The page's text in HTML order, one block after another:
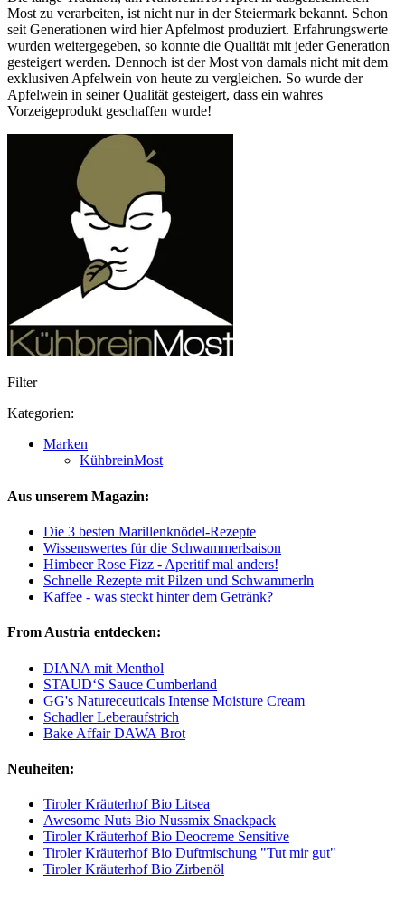
Most zu verarbeiten, ist nicht nur in der Steiermark bekannt. Schon
seit Generationen wird hier Apfelmost produziert. Erfahrungswerte
wurden weitergegeben, so konnte die Qualität mit jeder Generation
gesteigert werden. Dennoch ist der Most von damals nicht mit dem
exklusiven Apfelwein von heute zu vergleichen. So wurde der
Apfelwein in seiner Qualität gesteigert, dass ein wahres
Vorzeigeprodukt geschaffen wurde!
Filter
Kategorien:
Marken
KühbreinMost
Aus unserem Magazin:
Die 3 besten Marillenknödel-Rezepte
Wissenswertes für die Schwammerlsaison
Himbeer Rose Fizz - Aperitif mal anders!
Schnelle Rezepte mit Pilzen und Schwammerln
Kaffee - was steckt hinter dem Getränk?
From Austria entdecken:
DIANA mit Menthol
STAUD‘S Sauce Cumberland
GG's Natureceuticals Intense Moisture Cream
Schadler Leberaufstrich
Bake Affair DAWA Brot
Neuheiten:
Tiroler Kräuterhof Bio Litsea
Awesome Nuts Bio Nussmix Snackpack
Tiroler Kräuterhof Bio Deocreme Sensitive
Tiroler Kräuterhof Bio Duftmischung "Tut mir gut"
Tiroler Kräuterhof Bio Zirbenöl